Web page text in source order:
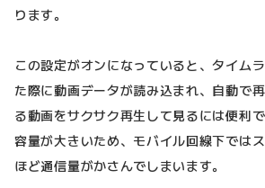
ります。
この設定がオンになっていると、タイム
た際に動画データが読み込まれ、自動で
る動画をサクサク再生して見るには便利
容量が大きいため、モバイル回線下では
ほど通信量がかさんでしまいます。